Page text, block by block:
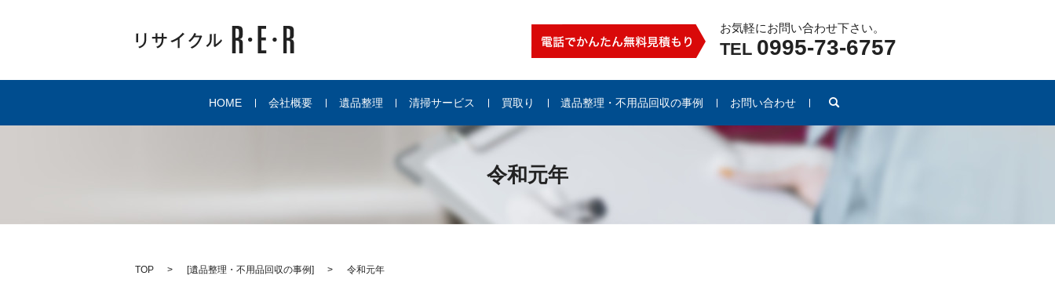
お気軽にお問い合わせ下さい。
TEL 0995-73-6757
HOME 会社概要 遺品整理 清掃サービス 買取り 遺品整理・不用品回収の事例 お問い合わせ
令和元年
TOP [遺品整理・不用品回収の事例] 令和元年